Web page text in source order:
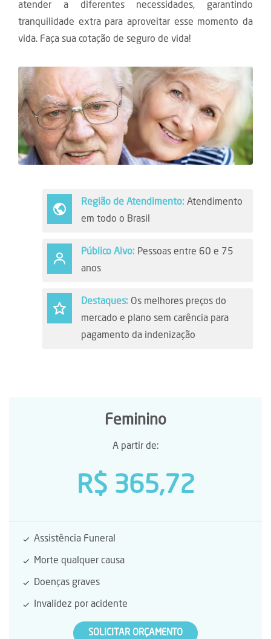
atender a diferentes necessidades, garantindo
tranquilidade extra para aproveitar esse momento da
vida. Faça sua cotação de seguro de vida!
Região de Atendimento:Atendimento
em todo o Brasil
Público Alvo: Pessoas entre 60 e 75
anos
Destaques: Os melhores preços do
mercado e plano sem carência para
pagamento da indenização
Feminino
A partir de:
R$ 365,72
Assistência Funeral
Morte qualquer causa
Doenças graves
Invalidez por acidente
SOLICITAR ORÇAMENTO